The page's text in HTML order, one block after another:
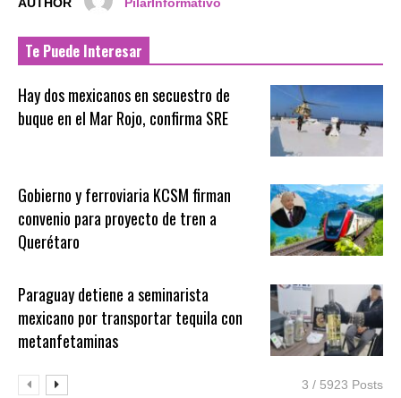
AUTHOR PilarInformativo
Te Puede Interesar
Hay dos mexicanos en secuestro de
buque en el Mar Rojo, confirma SRE
Gobierno y ferroviaria KCSM firman
convenio para proyecto de tren a
Querétaro
Paraguay detiene a seminarista
mexicano por transportar tequila con
metanfetaminas
3 / 5923 Posts